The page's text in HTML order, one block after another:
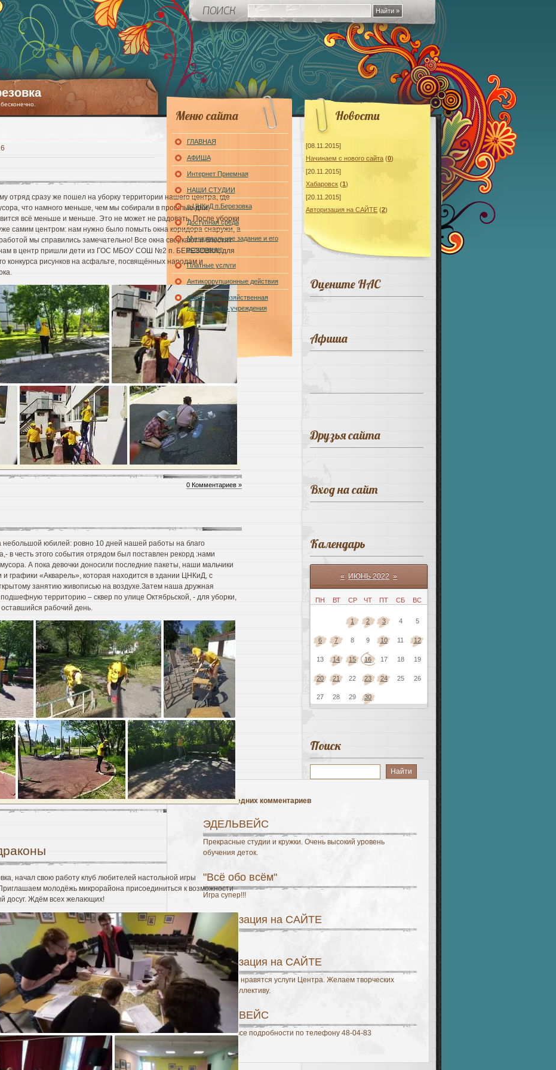
отряд сразу же пошел на уборку территории нашего центра, где
что намного меньше, чем мы собирали в прошлые дни,
всё меньше и меньше. Это не может не радовать. После уборки
самим центром: нам нужно было помыть окна коридора снаружи, а
мы справились замечательно! Все окна сверкают и блестят
нам в центр пришли дети из ГОС МБОУ СОШ №2 п. БЕРЕЗОВКА, для
конкурса рисунков на асфальте, посвящённых народам и
0 Комментариев »
небольшой юбилей: ровно 10 дней нашей работы на благо
в честь этого события отрядом был поставлен рекорд :нами
А пока девочки доносили последние пакеты, наши мальчики
и графики «Акварель», которая находится в здании ЦНКиД, с
занятию живописью на воздухе.Затем наша дружная
территорию – сквер по улице Октябрьской, - для уборки,
рабочий день.
0 Комментариев »
начал свою работу клуб любителей настольной игры
молодёжь микрорайона присоединиться к возможности
досуг. Ждём всех желающих!
Меню сайта
ГЛАВНАЯ
АФИША
Интернет Приемная
НАШИ СТУДИИ
о ЦНКиД п.Березовка
Доступная среда
Муниципальное задание и его
исполнение
Платные услуги
Антикоррупционные действия
Финансово-хозяйственная
деятельность учреждения
Новости
[08.11.2015]
Начинаeм с нового сайта (0)
[20.11.2015]
Хабаровск (1)
[20.11.2015]
Авторизация на САЙТЕ (2)
Оцените НАС
Афиша
Друзья сайта
Вход на сайт
Календарь
« ИЮНЬ 2022 »
ПН ВТ СР ЧТ ПТ СБ ВС
1 2 3 4 5
6 7 8 9 10 11 12
13 14 15 16 17 18 19
20 21 22 23 24 25 26
27 28 29 30
Поиск
Информер последних комментариев
ЭДЕЛЬВЕЙС
Прекрасные студии и кружки. Очень высокий уровень
обучения деток.
"Всё обо всём"
Игра супер!!!
Авторизация на САЙТЕ
спасибо
Авторизация на САЙТЕ
Мне очень нравятся услуги Центра. Желаем творческих
успехов коллективу.
ЭДЕЛЬВЕЙС
уточните все подробности по телефону 48-04-83